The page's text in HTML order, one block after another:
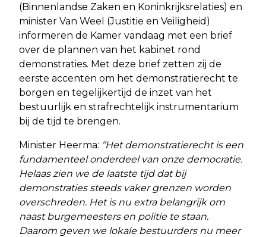
(Binnenlandse Zaken en Koninkrijksrelaties) en
minister Van Weel (Justitie en Veiligheid)
informeren de Kamer vandaag met een brief
over de plannen van het kabinet rond
demonstraties. Met deze brief zetten zij de
eerste accenten om het demonstratierecht te
borgen en tegelijkertijd de inzet van het
bestuurlijk en strafrechtelijk instrumentarium
bij de tijd te brengen.
Minister Heerma: ‘’Het demonstratierecht is een
fundamenteel onderdeel van onze democratie.
Helaas zien we de laatste tijd dat bij
demonstraties steeds vaker grenzen worden
overschreden. Het is nu extra belangrijk om
naast burgemeesters en politie te staan.
Daarom geven we lokale bestuurders nu meer